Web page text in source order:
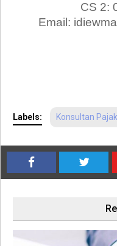
CS 2:
Email:
Labels: Konsultan Pajak